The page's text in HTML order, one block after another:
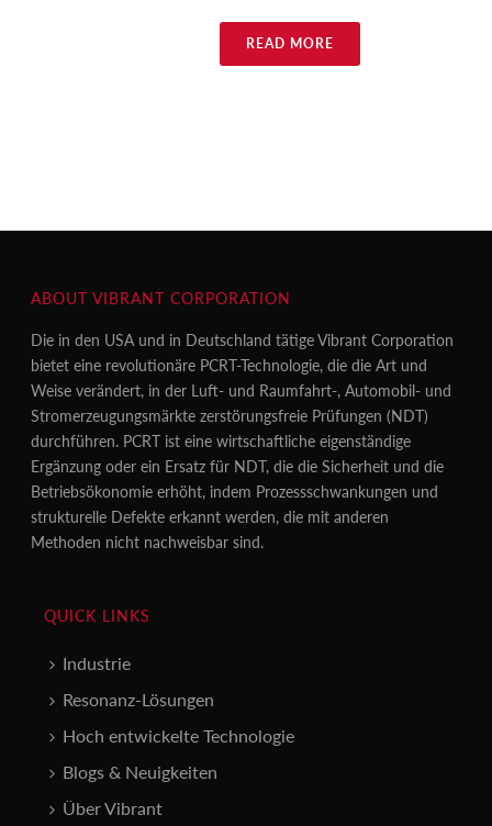
READ MORE
ABOUT VIBRANT CORPORATION
Die in den USA und in Deutschland tätige Vibrant Corporation
bietet eine revolutionäre PCRT-Technologie, die die Art und
Weise verändert, in der Luft- und Raumfahrt-, Automobil- und
Stromerzeugungsmärkte zerstörungsfreie Prüfungen (NDT)
durchführen. PCRT ist eine wirtschaftliche eigenständige
Ergänzung oder ein Ersatz für NDT, die die Sicherheit und die
Betriebsökonomie erhöht, indem Prozessschwankungen und
strukturelle Defekte erkannt werden, die mit anderen
Methoden nicht nachweisbar sind.
QUICK LINKS
Industrie
Resonanz-Lösungen
Hoch entwickelte Technologie
Blogs & Neuigkeiten
Über Vibrant